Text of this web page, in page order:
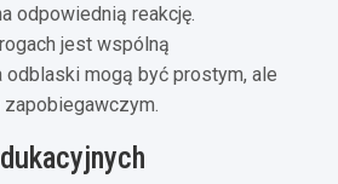
odpowiednią reakcję.
jest wspólną
mogą być prostym, ale